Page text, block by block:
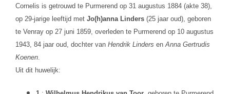
Cornelis is getrouwd te Purmerend op 31 augustus 1884 (akte 38),
op 29-jarige leeftijd met Jo(h)anna Linders(25 jaar oud), geboren
te Venray op 27 juni 1859, overleden te Purmerend op 10 augustus
1943, 84 jaar oud, dochter van Hendrik Linders en Anna Gertrudis
Koenen.
Uit dit huwelijk: